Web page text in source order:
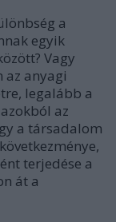
a
egyik
Vagy
az anyagi
legalább a
az
a társadalom
terjedése a
át a